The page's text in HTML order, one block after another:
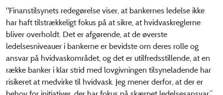
"Finanstilsynets redegørelse viser, at bankernes ledelse ikke
har haft tilstrækkeligt fokus på at sikre, at hvidvaskreglerne
bliver overholdt. Det er afgørende, at de øverste
ledelsesniveauer i bankerne er bevidste om deres rolle og
ansvar på hvidvaskområdet, og det er utilfredsstillende, at en
række banker i klar strid med lovgivningen tilsyneladende har
risikeret at medvirke til hvidvask. Jeg mener derfor, at der er